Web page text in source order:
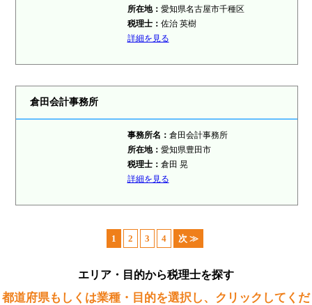
所在地： 愛知県名古屋市千種区
税理士： 佐治 英樹
詳細を見る
倉田会計事務所
事務所名： 倉田会計事務所
所在地： 愛知県豊田市
税理士： 倉田 晃
詳細を見る
1 2 3 4 次 ≫
エリア・目的から税理士を探す
都道府県もしくは業種・目的を選択し、クリックしてくだ